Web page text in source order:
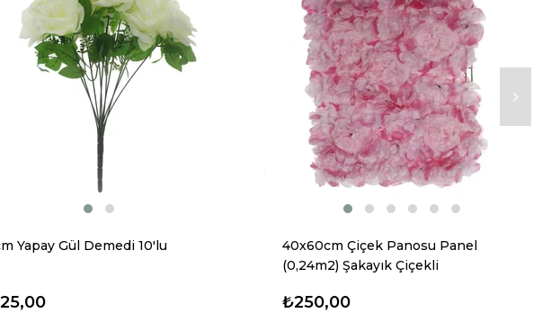
Yapay Gül Demedi 10'lu
40x60cm Çiçek Panosu Panel
(0,24m2) Şakayık Çiçekli
₺250,00